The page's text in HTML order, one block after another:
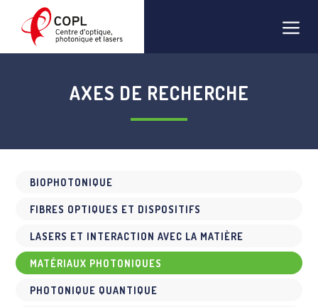
contenu
AXES DE RECHERCHE
BIOPHOTONIQUE
FIBRES OPTIQUES ET DISPOSITIFS
LASERS ET INTERACTION AVEC LA MATIÈRE
MATÉRIAUX PHOTONIQUES
PHOTONIQUE QUANTIQUE